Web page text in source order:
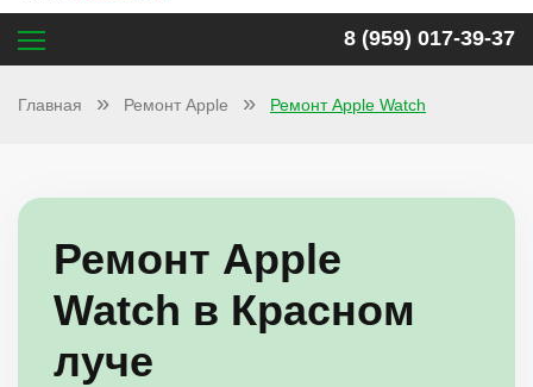
8 (959) 017-39-37
Главная Ремонт Apple Ремонт Apple Watch
Ремонт Apple
Watch в Красном
луче